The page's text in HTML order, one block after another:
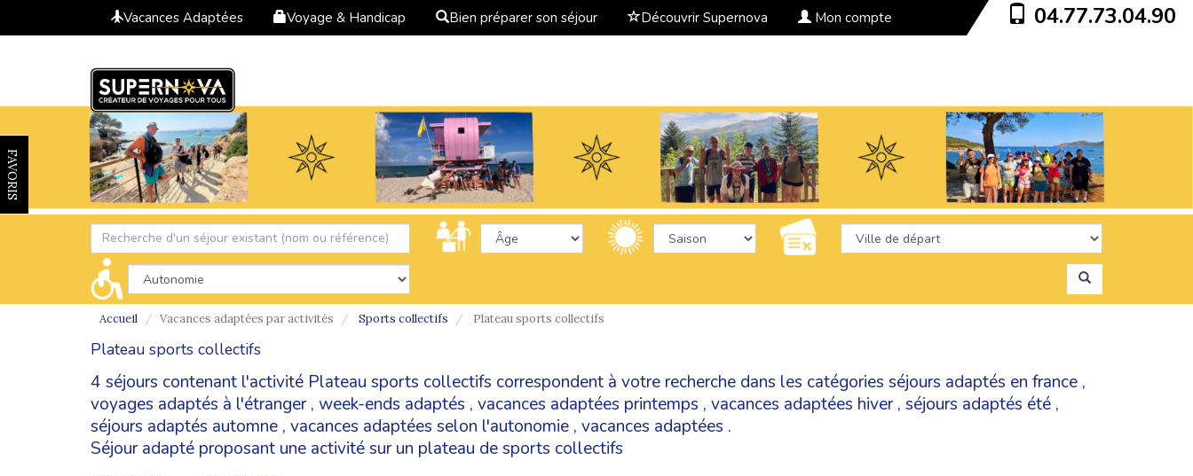
Vacances Adaptées Voyage & Handicap Bien préparer son séjour Découvrir Supernova Mon compte 04.77.73.04.90
FAVORIS
Accueil Vacances adaptées par activités Sports collectifs Plateau sports collectifs
Plateau sports collectifs
4 séjours contenant l'activité Plateau sports collectifs correspondent à votre recherche dans les catégories séjours adaptés en france ,
voyages adaptés à l'étranger, week-ends adaptés , vacances adaptées printemps , vacances adaptées hiver, séjours adaptés été ,
séjours adaptés automne , vacances adaptées selon l'autonomie , vacances adaptées .
Séjour adapté proposant une activité sur un plateau de sports collectifs